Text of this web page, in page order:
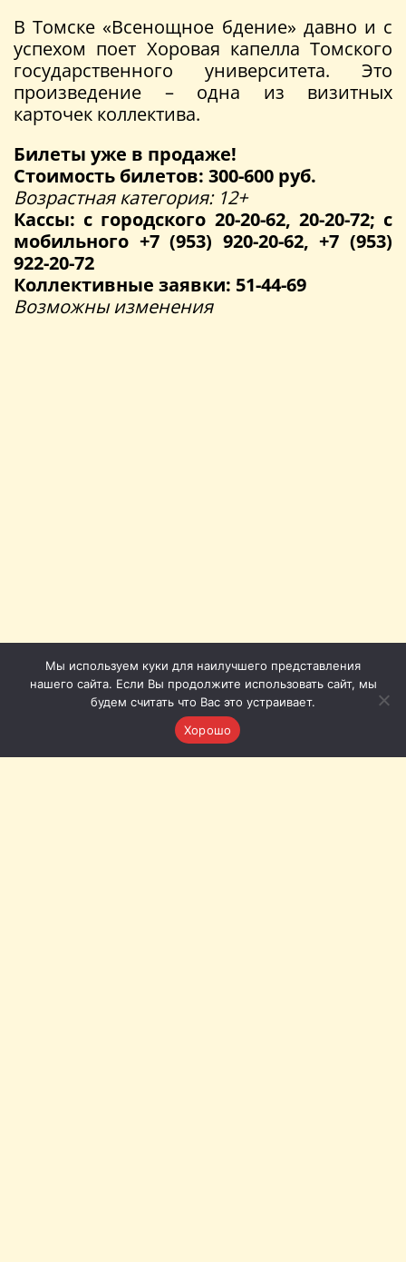
В Томске «Всенощное бдение» давно и с
успехом поет Хоровая капелла Томского
государственного университета. Это
произведение – одна из визитных
карточек коллектива.
Билеты уже в продаже!
Стоимость билетов: 300-600 руб.
Возрастная категория: 12+
Кассы: с городского 20-20-62, 20-20-72; с
мобильного +7 (953) 920-20-62, +7 (953)
922-20-72
Коллективные заявки: 51-44-69
Возможны изменения
Мы используем куки для наилучшего представления
нашего сайта. Если Вы продолжите использовать сайт, мы
будем считать что Вас это устраивает.
Хорошо